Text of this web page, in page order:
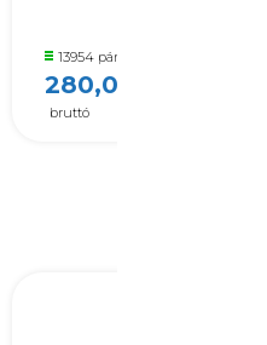
13954 pár
280,04 Ft
bruttó